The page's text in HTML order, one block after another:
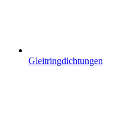
Gleitringdichtungen